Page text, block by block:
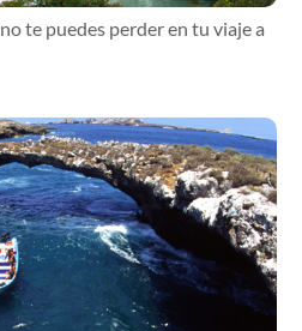
te puedes perder en tu viaje a